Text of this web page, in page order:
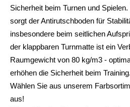
Sicherheit beim Turnen und
sorgt der Antirutschboden für
insbesondere beim seitlichen
der klappbaren Turnmatte ist ein
Raumgewicht von 80 kg/m3 -
erhöhen die Sicherheit beim Training.
Wählen Sie aus unserem
aus!